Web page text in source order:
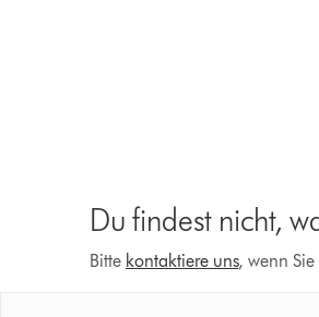
Du findest nicht,
Bitte kontaktiere uns, wenn